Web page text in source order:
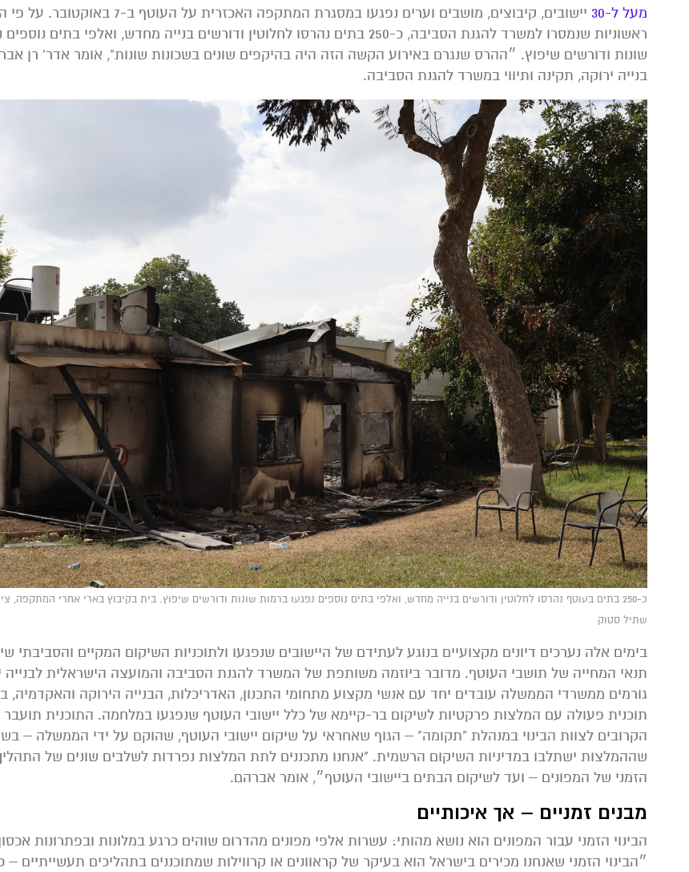
מעל ל-30
יישובים, קיבוצים, מושבים וערים נפגעו במסגרת המתקפה האכזרית על
ראשוניות שנמסרו למשרד להגנת הסביבה, כ-250 בתים נהרסו לחלוטין ודורשים בנייה מחדש, ואלפי בתים
שונות ודורשים שיפוץ. ״ההרס שנגרם באירוע הקשה הזה היה בהיקפים שונים בשכונות שונות", אומר אדר' רן
בנייה ירוקה, תקינה ותיווי במשרד להגנת הסביבה.
כ-250 בתים בעוטף נהרסו לחלוטין ודורשים בנייה מחדש, ואלפי בתים נוספים נפגעו ברמות שונות ודורשים שיפוץ. בית בקיבוץ בארי אחרי המתקפה,
שתיל סטוק
בימים אלה נערכים דיונים מקצועיים בנוגע לעתידם של היישובים שנפגעו ולתוכניות השיקום המקיים והסביבתי
תנאי המחייה של תושבי העוטף. מדובר ביוזמה משותפת של המשרד להגנת הסביבה והמועצה הישראלית לבנייה
גורמים ממשרדי הממשלה עובדים יחד עם אנשי מקצוע מתחומי התכנון, האדריכלות, הבנייה הירוקה והאקדמיה,
תוכנית פעולה עם המלצות פרקטיות לשיקום בר-קיימא של כלל יישובי העוטף שנפגעו במלחמה. התוכנית
הקרובים לצוות הבינוי במנהלת "תקומה" – הגוף שאחראי על שיקום יישובי העוטף, שהוקם על ידי הממשלה –
שההמלצות ישתלבו במדיניות השיקום הרשמית. "אנחנו מתכננים לתת המלצות נפרדות לשלבים שונים של
הזמני של המפונים – ועד לשיקום הבתים ביישובי העוטף״, אומר אברהם.
מבנים זמניים – אך איכותיים
הבינוי הזמני עבור המפונים הוא נושא מהותי: עשרות אלפי מפונים מהדרום שוהים כרגע במלונות ובפתרונות
״הבינוי הזמני שאנחנו מכירים בישראל הוא בעיקר של קראוונים או קרווילות שמתוכננים בתהליכים תעשייתיים –